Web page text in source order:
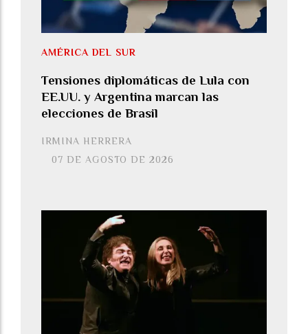
Tensiones diplomáticas de Lula con
EE.UU. y Argentina marcan las
elecciones de Brasil
IRMINA HERRERA
AMÉRICA DEL SUR
07 DE AGOSTO DE 2026